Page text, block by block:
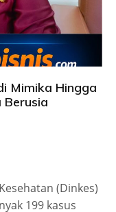
Mimika Hingga
Berusia
(Dinkes)
199 kasus